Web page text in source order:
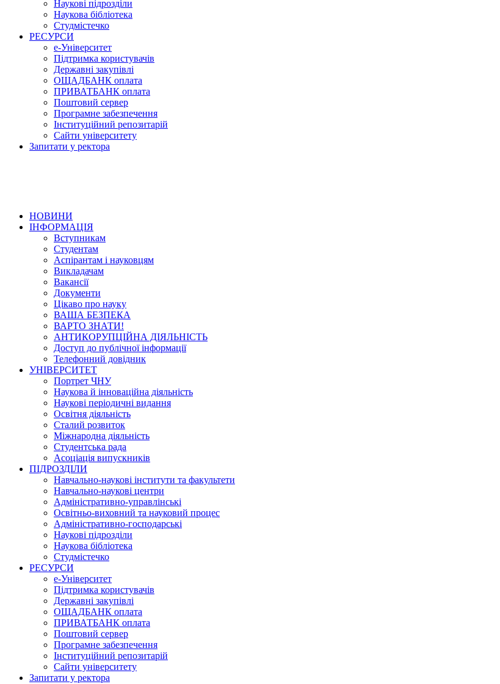
Наукові підрозділи
Наукова бібліотека
Студмістечко
РЕСУРСИ
е-Університет
Підтримка користувачів
Державні закупівлі
ОЩАДБАНК оплата
ПРИВАТБАНК оплата
Поштовий сервер
Програмне забезпечення
Інституційний репозитарій
Сайти університету
Запитати у ректора
НОВИНИ
ІНФОРМАЦІЯ
Вступникам
Студентам
Аспірантам і науковцям
Викладачам
Вакансії
Документи
Цікаво про науку
ВАША БЕЗПЕКА
ВАРТО ЗНАТИ!
АНТИКОРУПЦІЙНА ДІЯЛЬНІСТЬ
Доступ до публічної інформації
Телефонний довідник
УНІВЕРСИТЕТ
Портрет ЧНУ
Наукова й інноваційна діяльність
Наукові періодичні видання
Освітня діяльність
Сталий розвиток
Міжнародна діяльність
Студентська рада
Асоціація випускників
ПІДРОЗДІЛИ
Навчально-наукові інститути та факультети
Навчально-наукові центри
Адміністративно-управлінські
Освітньо-виховний та науковий процес
Адміністративно-господарські
Наукові підрозділи
Наукова бібліотека
Студмістечко
РЕСУРСИ
е-Університет
Підтримка користувачів
Державні закупівлі
ОЩАДБАНК оплата
ПРИВАТБАНК оплата
Поштовий сервер
Програмне забезпечення
Інституційний репозитарій
Сайти університету
Запитати у ректора